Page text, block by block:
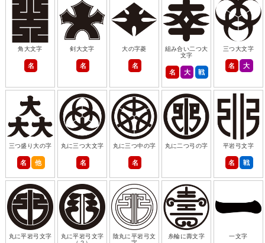
角大文字
名
剣大文字
名
大の字菱
名
組み合い二つ大
文字
名 大 戦
三つ大文字
名 大
三つ盛り大の字
名 他
丸に三つ大文字
名
丸に三つ中の字
名
丸に二つ弓の字 平岩弓文字
名 戦
丸に平岩弓文字
丸に平岩弓文字
陰丸に平岩弓文
糸輪に壽文字 一文字